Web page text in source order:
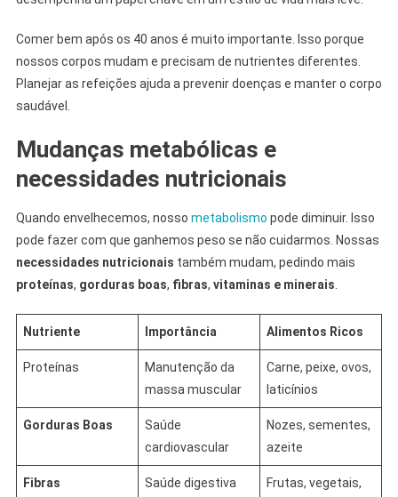
Comer bem após os 40 anos é muito importante. Isso porque
nossos corpos mudam e precisam de nutrientes diferentes.
Planejar as refeições ajuda a prevenir doenças e manter o corpo
saudável.
Mudanças metabólicas e
necessidades nutricionais
Quando envelhecemos, nosso metabolismo pode diminuir. Isso
pode fazer com que ganhemos peso se não cuidarmos. Nossas
necessidades nutricionais também mudam, pedindo mais
proteínas, gorduras boas, fibras, vitaminas e minerais.
Nutriente Importância Alimentos Ricos
Proteínas
Manutenção da
massa muscular
Carne, peixe, ovos,
laticínios
Gorduras Boas
Saúde
cardiovascular
Nozes, sementes,
azeite
Fibras Saúde digestiva
Frutas, vegetais,